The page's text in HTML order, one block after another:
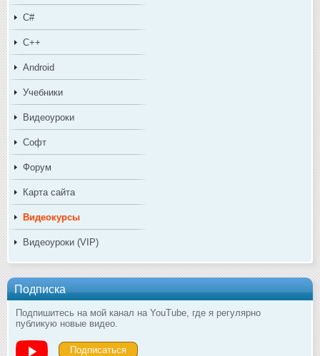
C#
C++
Android
Учебники
Видеоуроки
Софт
Форум
Карта сайта
Видеокурсы
Видеоуроки (VIP)
Подписка
Подпишитесь на мой канал на YouTube, где я регулярно
публикую новые видео.
Подписаться